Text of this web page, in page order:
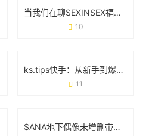
当我们在聊SEXINSEX福利版时 究竟在讨论什么？
10
ks.tips快手：从新手到爆款的实用避坑指南
11
SANA地下偶像未增删带歌词：用原生态音乐撕开流量假面